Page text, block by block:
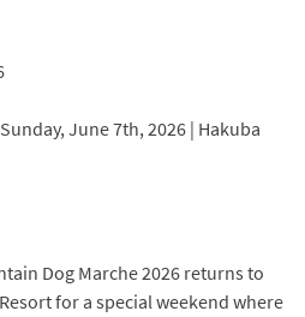
June 7th, 2026 | Hakuba
Dog Marche 2026 returns to
for a special weekend where